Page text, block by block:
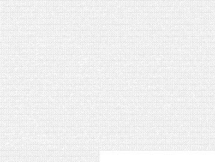
[VIDÉO] LA SÉLECTION
[VIDÉO] HELLOFRESH